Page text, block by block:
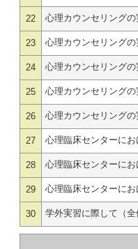
22 心理カウンセリングの
23 心理カウンセリングの
24 心理カウンセリングの
25 心理カウンセリングの
26 心理カウンセリングの
27 心理臨床センターに
28 心理臨床センターに
29 心理臨床センターに
30 学外実習に際して（